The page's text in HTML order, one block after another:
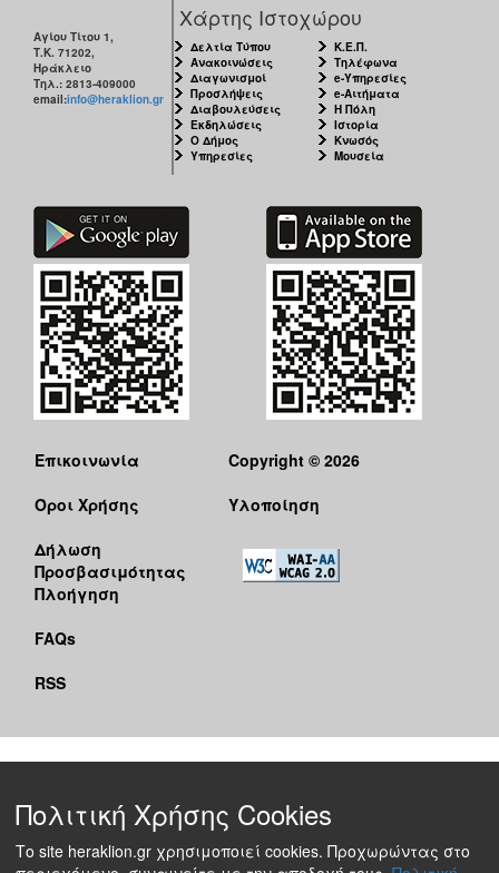
Αγίου Τίτου 1,
Τ.Κ. 71202,
Ηράκλειο
Τηλ.: 2813-409000
email:info@heraklion.gr
Χάρτης Ιστοχώρου
Δελτία Τύπου
Ανακοινώσεις
Διαγωνισμοί
Προσλήψεις
Διαβουλεύσεις
Εκδηλώσεις
Ο Δήμος
Υπηρεσίες
Κ.Ε.Π.
Τηλέφωνα
e-Υπηρεσίες
e-Αιτήματα
Η Πόλη
Ιστορία
Κνωσός
Μουσεία
Επικοινωνία
Όροι Χρήσης
Δήλωση
Προσβασιμότητας
Πλοήγηση
FAQs
RSS
Copyright © 2026
Υλοποίηση
Πολιτική Χρήσης Cookies
Το site heraklion.gr χρησιμοποιεί cookies. Προχωρώντας στο